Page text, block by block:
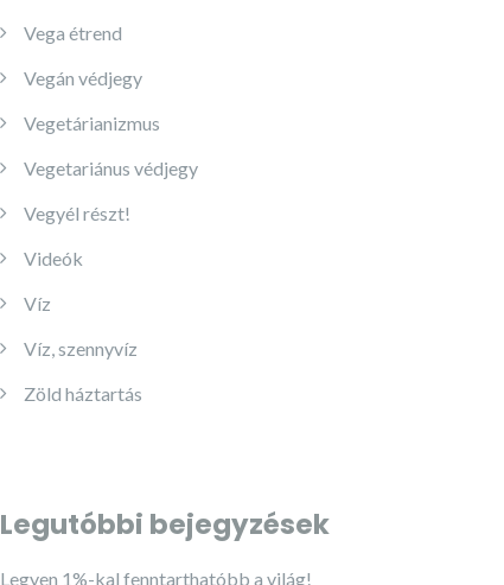
Vega étrend
Vegán védjegy
Vegetárianizmus
Vegetariánus védjegy
Vegyél részt!
Videók
Víz
Víz, szennyvíz
Zöld háztartás
Legutóbbi bejegyzések
Legyen 1%-kal fenntarthatóbb a világ!